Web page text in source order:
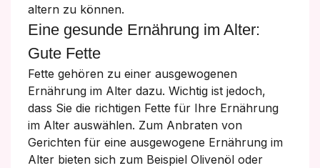
altern zu können.
Eine gesunde Ernährung im Alter:
Gute Fette
Fette gehören zu einer ausgewogenen
Ernährung im Alter dazu. Wichtig ist jedoch,
dass Sie die richtigen Fette für Ihre Ernährung
im Alter auswählen. Zum Anbraten von
Gerichten für eine ausgewogene Ernährung im
Alter bieten sich zum Beispiel Olivenöl oder